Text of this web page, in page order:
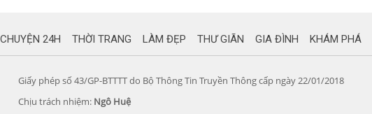
CHUYỆN 24H THỜI TRANG LÀM ĐẸP THƯ GIÃN GIA ĐÌNH KHÁM PHÁ
Giấy phép số 43/GP-BTTTT do Bộ Thông Tin Truyền Thông cấp ngày 22/01/2018
Chịu trách nhiệm: Ngô Huệ